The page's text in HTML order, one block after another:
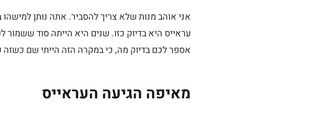
אני אוהב מנות שלא צריך להסביר. אתה נותן למישהו
עראייס היא בדיוק כזו. שנים היא הייתה סוד ששמור
אספר לכם בדיוק מה, כי במקרה הזה הייתי שם
מאיפה הגיעה העראייס